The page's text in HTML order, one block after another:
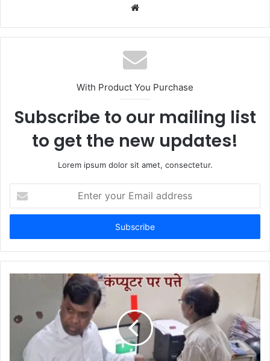
b
s
i
e
With Product You Purchase
Subscribe to our mailing list
to get the new updates!
Lorem ipsum dolor sit amet, consectetur.
t
r
y
m